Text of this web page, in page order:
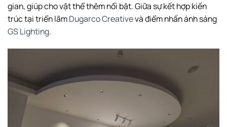
gian, giúp cho vật thể thêm nổi bật. Giữa sự kết hợp kiến
trúc tại triển lãmDugarco Creativevà điểm nhấn ánh sáng
GS Lighting.